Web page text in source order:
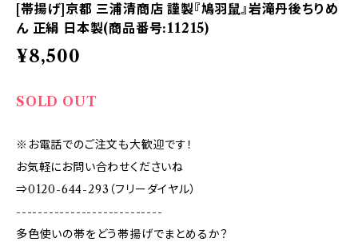
[帯揚げ]京都 三浦清商店 謹製『鳩羽鼠』岩滝丹後ちりめ
ん 正絹 日本製(商品番号:11215)
¥8,500
SOLD OUT
※お電話でのご注文も大歓迎です！
お気軽にお問い合わせくださいね
⇒0120-644-293（フリーダイヤル）
---------------------------
多色使いの帯をどう帯揚げでまとめるか？